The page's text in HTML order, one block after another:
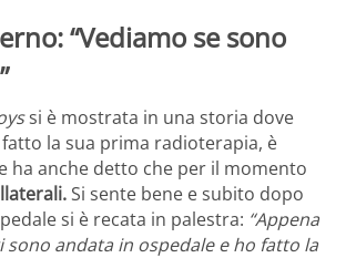
“Vediamo se sono
si è mostrata in una storia dove
la sua prima radioterapia, è
ha anche detto che per il momento
Si sente bene e subito dopo
si è recata in palestra: “Appena
sono andata in ospedale e ho fatto la